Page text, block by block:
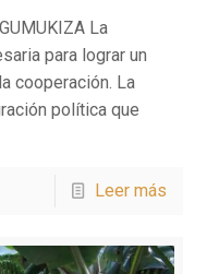
La
para lograr un
cooperación. La
política que
Leer más